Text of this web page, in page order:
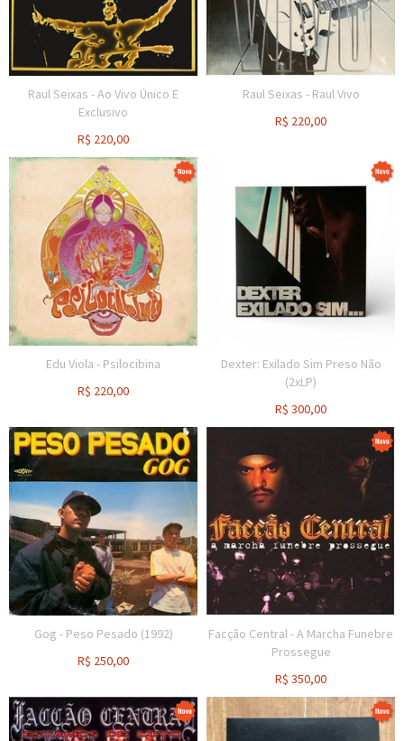
Raul Seixas - Ao Vivo Único E
Exclusivo
R$ 220,00
Raul Seixas - Raul Vivo
R$ 220,00
Edu Viola - Psilocibina
R$ 220,00
Dexter: Exilado Sim Preso Não
(2xLP)
R$ 300,00
Gog - Peso Pesado (1992)
R$ 250,00
Facção Central - A Marcha Funebre
Prossegue
R$ 350,00